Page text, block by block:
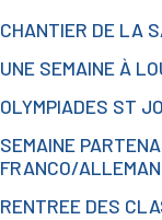
CHANTIER DE LA
UNE SEMAINE À
OLYMPIADES ST
SEMAINE
FRANCO/
RENTREE DES